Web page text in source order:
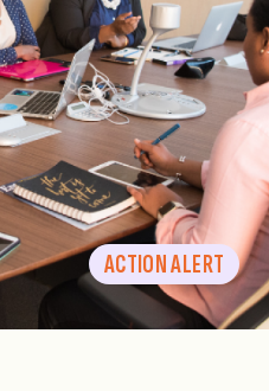
ACTION ALERT